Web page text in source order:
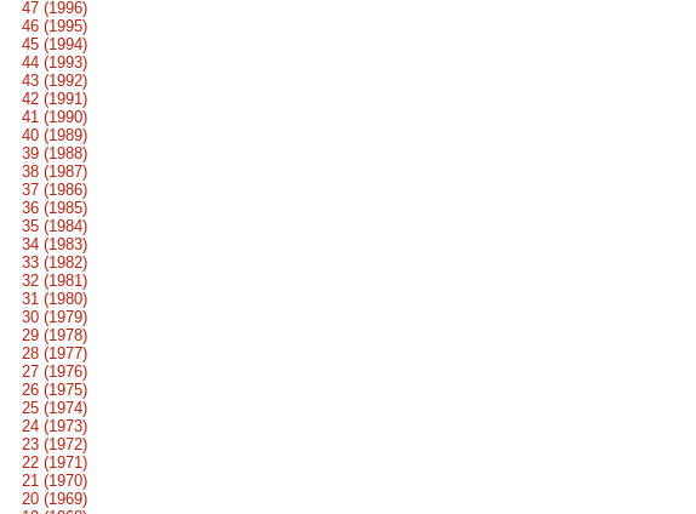
47 (1996)
46 (1995)
45 (1994)
44 (1993)
43 (1992)
42 (1991)
41 (1990)
40 (1989)
39 (1988)
38 (1987)
37 (1986)
36 (1985)
35 (1984)
34 (1983)
33 (1982)
32 (1981)
31 (1980)
30 (1979)
29 (1978)
28 (1977)
27 (1976)
26 (1975)
25 (1974)
24 (1973)
23 (1972)
22 (1971)
21 (1970)
20 (1969)